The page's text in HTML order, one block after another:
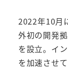
2022年10月
外初の開発
を設立。イ
を加速させて